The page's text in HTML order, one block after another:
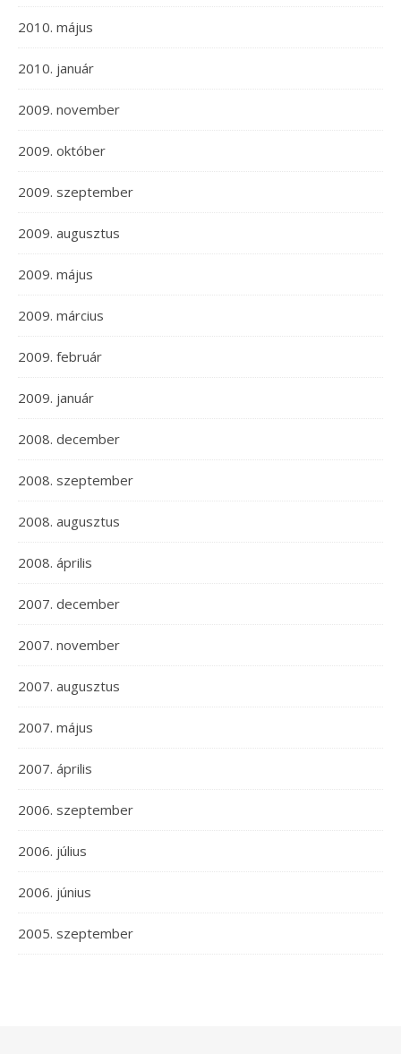
2010. május
2010. január
2009. november
2009. október
2009. szeptember
2009. augusztus
2009. május
2009. március
2009. február
2009. január
2008. december
2008. szeptember
2008. augusztus
2008. április
2007. december
2007. november
2007. augusztus
2007. május
2007. április
2006. szeptember
2006. július
2006. június
2005. szeptember